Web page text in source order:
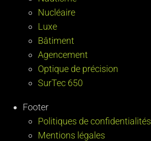
Nucléaire
Luxe
Bâtiment
Agencement
Optique de précision
SurTec 650
Footer
Politiques de confidentialités
Mentions légales